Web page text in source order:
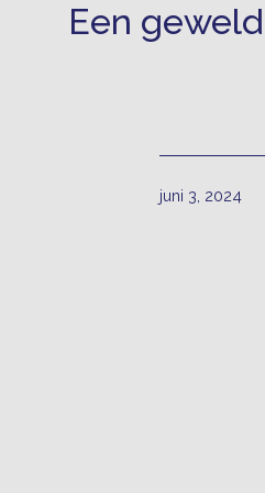
Een
Gepubliceerd
juni 3, 2024